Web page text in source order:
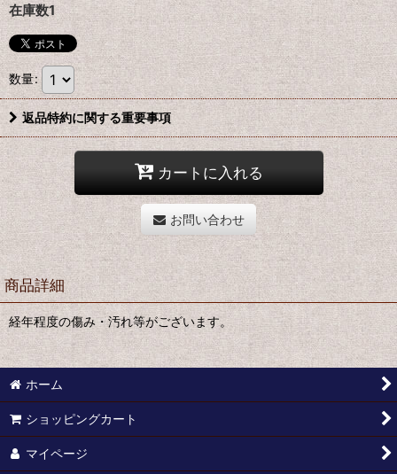
在庫数1
数量:
返品特約に関する重要事項
カートに入れる
お問い合わせ
商品詳細
経年程度の傷み・汚れ等がございます。
ホーム
ショッピングカート
マイページ